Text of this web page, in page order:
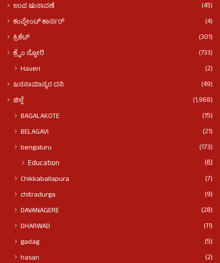
ಉಪ ಚುನಾವಣೆ
(45)
ಕಂಪ್ಲೇಂಟ್ ಕಾರ್ನರ್
(4)
ಕ್ರಿಕೆಟ್
(301)
ಕ್ರೈಂ ಸ್ಟೋರಿ
(733)
Haveri (2)
ಜನಸಾಮಾನ್ಯರ ದನಿ
(49)
ಜಿಲ್ಲೆ
(1,968)
BAGALAKOTE
(15)
BELAGAVI
(21)
bengaluru
(173)
Education (6)
Chikkaballapura
(7)
chitradurga
(9)
DAVANAGERE
(28)
DHARWAD
(11)
gadag
(5)
hasan
(2)